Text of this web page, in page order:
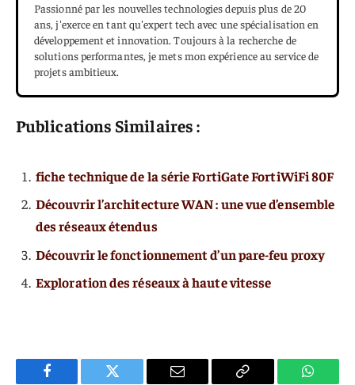
Passionné par les nouvelles technologies depuis plus de 20
ans, j'exerce en tant qu'expert tech avec une spécialisation en
développement et innovation. Toujours à la recherche de
solutions performantes, je mets mon expérience au service de
projets ambitieux.
Publications Similaires :
fiche technique de la série FortiGate FortiWiFi 80F
Découvrir l’architecture WAN : une vue d’ensemble
des réseaux étendus
Découvrir le fonctionnement d’un pare-feu proxy
Exploration des réseaux à haute vitesse